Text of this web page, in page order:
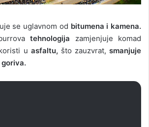
se uglavnom od bitumena i kamena.
tehnologija zamjenjuje komad
u asfaltu, što zauzvrat, smanjuje